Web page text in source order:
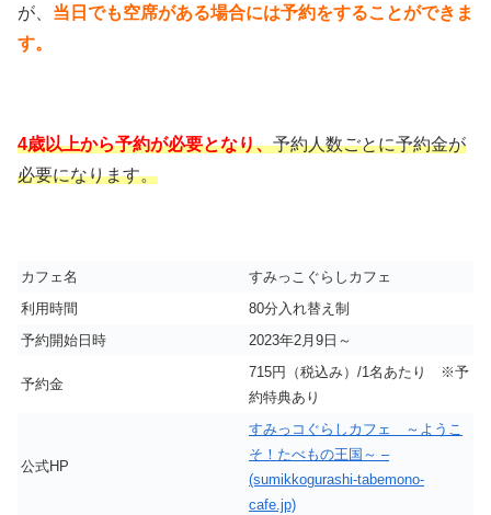
が、 当日でも空席がある場合には予約をすることができま
す。
4歳以上から予約が必要となり、予約人数ごとに予約金が
必要になります。
カフェ名
すみっこぐらしカフェ
利用時間
80分入れ替え制
予約開始日時
2023年2月9日～
予約金
715円（税込み）/1名あたり ※予
約特典あり
公式HP
すみっコぐらしカフェ ～ようこ
そ！たべもの王国～ –
(sumikkogurashi-tabemono-
cafe.jp)